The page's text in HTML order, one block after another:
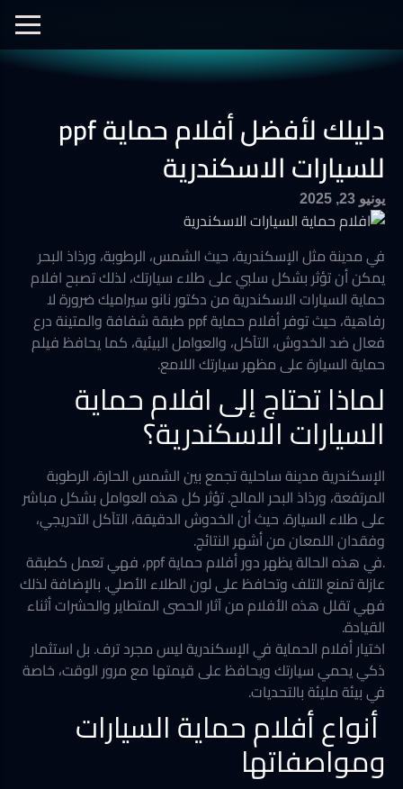
نانو سيراميك
أفلام الحماية
العزل الحراري
دليلك لأفضل أفلام حماية ppf
للسيارات الاسكندرية
يونيو 23, 2025
في مدينة مثل الإسكندرية، حيث الشمس، الرطوبة، ورذاذ البحر
يمكن أن تؤثر بشكل سلبي على طلاء سيارتك، لذلك تصبح افلام
حماية السيارات الاسكندرية من دكتور نانو سيراميك ضرورة لا
رفاهية، حيث توفر أفلام حماية ppf طبقة شفافة والمتينة درع
فعال ضد الخدوش، التآكل، والعوامل البيئية، كما يحافظ فيلم
حماية السيارة على مظهر سيارتك اللامع.
لماذا تحتاج إلى افلام حماية
السيارات الاسكندرية؟
الإسكندرية مدينة ساحلية تجمع بين الشمس الحارة، الرطوبة
المرتفعة، ورذاذ البحر المالح. تؤثر كل هذه العوامل بشكل مباشر
على طلاء السيارة. حيث أن الخدوش الدقيقة، التآكل التدريجي،
وفقدان اللمعان من أشهر النتائج.
.في هذه الحالة يظهر دور أفلام حماية ppf، فهي تعمل كطبقة
عازلة تمنع التلف وتحافظ على لون الطلاء الأصلي. بالإضافة لذلك
فهي تقلل هذه الأفلام من آثار الحصى المتطاير والحشرات أثناء
القيادة.
اختيار أفلام الحماية في الإسكندرية ليس مجرد ترف. بل استثمار
ذكي يحمي سيارتك ويحافظ على قيمتها مع مرور الوقت، خاصة
في بيئة مليئة بالتحديات.
أنواع أفلام حماية السيارات
ومواصفاتها